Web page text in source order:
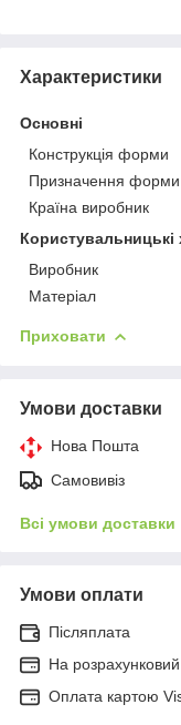
Характеристики
Основні
Конструкція форми
Призначення форми
Країна виробник
Користувальницькі
Виробник
Матеріал
Приховати
Умови доставки
Нова Пошта
Самовивіз
Всі умови доставки
Умови оплати
Післяплата
На
Оплата картою